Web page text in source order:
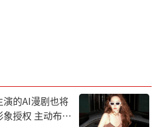
怀特《熊家餐馆》
最佳女演员
的AI漫剧也将
授权 主动布局